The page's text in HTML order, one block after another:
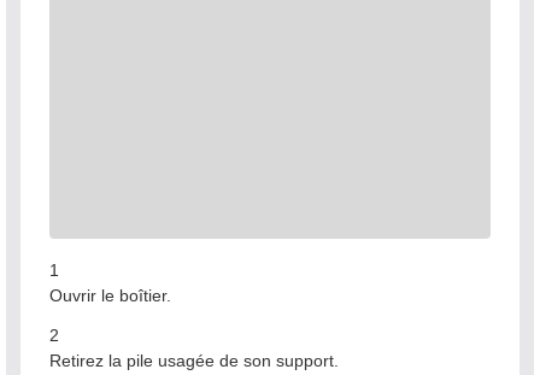
1
Ouvrir le boîtier.
2
Retirez la pile usagée de son support.